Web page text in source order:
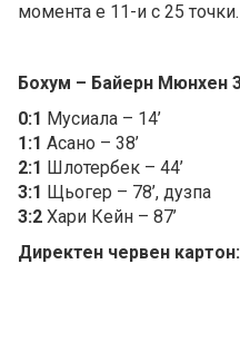
момента е 11-и с 25 точки.
Бохум – Байерн Мюнхен
0:1 Мусиала – 14’
1:1 Асано – 38’
2:1 Шлотербек – 44’
3:1 Щьогер – 78’, дузпа
3:2 Хари Кейн – 87’
Директен червен картон: